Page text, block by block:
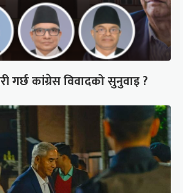
गर्छ कांग्रेस विवादको सुनुवाइ ?